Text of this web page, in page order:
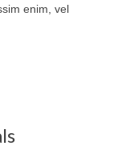
enim, vel